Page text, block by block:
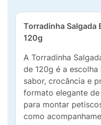
Torradinha Salgada
120g
A Torradinha
de 120g é a
sabor, crocância e
formato elegante
para montar
como